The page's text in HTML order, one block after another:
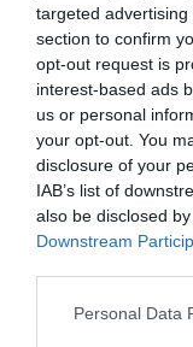
targeted
section to confirm
opt-out request is
interest-based ads
us or personal
your opt-out. You
disclosure of your
IAB’s list of
also be disclosed
Downstream
Please note that
Personal Data
ΟΛΗ Η